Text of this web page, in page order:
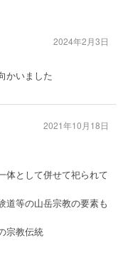
かいました
2024年2月3日
体として併せて祀られて
道等の山岳宗教の要素も
宗教伝統
2021年10月18日